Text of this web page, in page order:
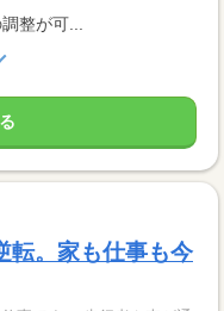
整が可...
転。家も仕事も今